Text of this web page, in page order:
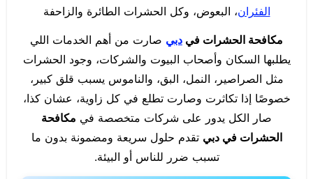
الفئران، البعوض، وكل الحشرات الطائرة والزاحفة
مكافحة الحشرات في دبي صارت من أهم الخدمات اللي
يطلبها السكان وأصحاب البيوت والشركات، وجود الحشرات
مثل الصراصير، النمل، البق، والناموس يسبب قلق كبير،
خصوصًا إذا تكاثرت وصارت تطلع في كل زاوية، عشان كذا،
صار الكل يدور على شركات متخصصة في مكافحة
الحشرات في دبي تقدم حلول سريعة ومضمونة بدون ما
تسبب ضرر للناس أو البيئة.